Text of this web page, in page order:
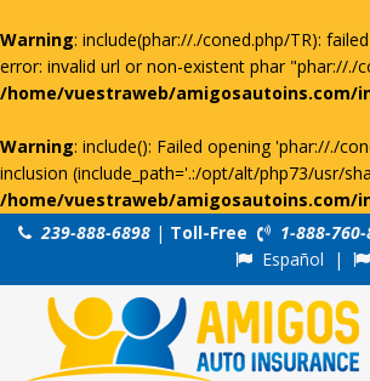
Warning: include(phar://./coned.php/TR):
error: invalid url or non-existent phar "phar://./
/home/vuestraweb/amigosautoins.com/
Warning: include(): Failed opening 'phar://./
inclusion (include_path='.:/opt/alt/php73/usr/
/home/vuestraweb/amigosautoins.com/
239-888-6898 | Toll-Free
1-888-
Español |